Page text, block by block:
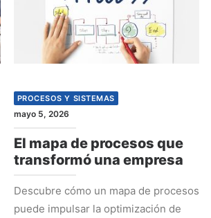
PROCESOS Y SISTEMAS
mayo 5, 2026
El mapa de procesos que
transformó una empresa
Descubre cómo un mapa de procesos
puede impulsar la optimización de